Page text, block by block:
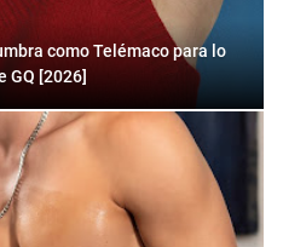
como Telémaco para lo
GQ [2026]